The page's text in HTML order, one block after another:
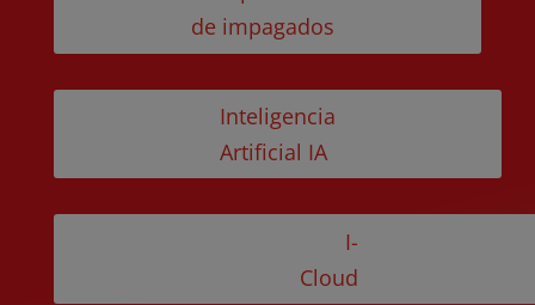
de impagados
Inteligencia
Artificial IA
I-
Cloud